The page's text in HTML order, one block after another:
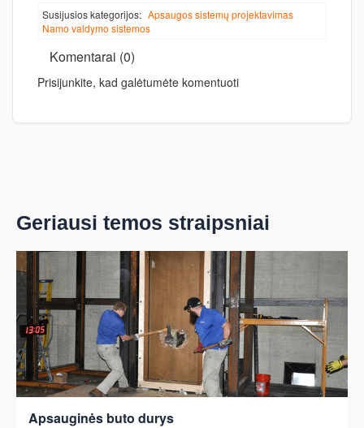
Susijusios kategorijos: Apsaugos sistemų projektavimas
Namo valdymo sistemos
Komentarai (0)
Prisijunkite, kad galėtumėte komentuoti
Geriausi temos straipsniai
Apsauginės buto durys